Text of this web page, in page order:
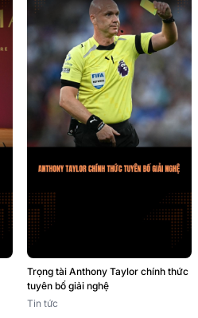
Trọng tài Anthony Taylor chính thức
tuyên bố giải nghệ
Tin tức